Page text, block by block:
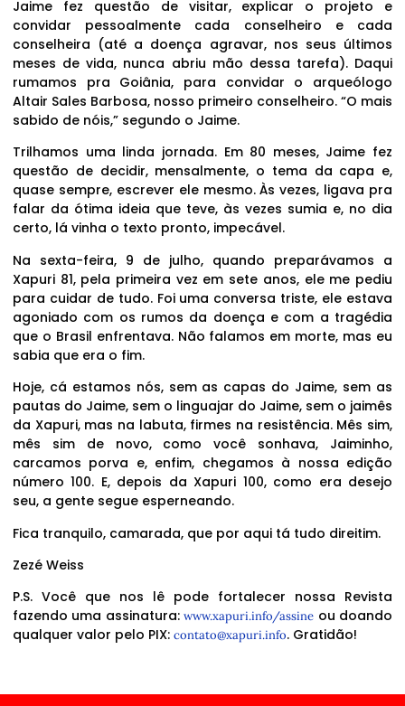
Jaime fez questão de visitar, explicar o projeto e
convidar pessoalmente cada conselheiro e cada
conselheira (até a doença agravar, nos seus últimos
meses de vida, nunca abriu mão dessa tarefa). Daqui
rumamos pra Goiânia, para convidar o arqueólogo
Altair Sales Barbosa, nosso primeiro conselheiro. “O mais
sabido de nóis,” segundo o Jaime.
Trilhamos uma linda jornada. Em 80 meses, Jaime fez
questão de decidir, mensalmente, o tema da capa e,
quase sempre, escrever ele mesmo. Às vezes, ligava pra
falar da ótima ideia que teve, às vezes sumia e, no dia
certo, lá vinha o texto pronto, impecável.
Na sexta-feira, 9 de julho, quando preparávamos a
Xapuri 81, pela primeira vez em sete anos, ele me pediu
para cuidar de tudo. Foi uma conversa triste, ele estava
agoniado com os rumos da doença e com a tragédia
que o Brasil enfrentava. Não falamos em morte, mas eu
sabia que era o fim.
Hoje, cá estamos nós, sem as capas do Jaime, sem as
pautas do Jaime, sem o linguajar do Jaime, sem o jaimês
da Xapuri, mas na labuta, firmes na resistência. Mês sim,
mês sim de novo, como você sonhava, Jaiminho,
carcamos porva e, enfim, chegamos à nossa edição
número 100. E, depois da Xapuri 100, como era desejo
seu, a gente segue esperneando.
Fica tranquilo, camarada, que por aqui tá tudo direitim.
Zezé Weiss
P.S. Você que nos lê pode fortalecer nossa Revista
fazendo uma assinatura:www.xapuri.info/assine ou doando
qualquer valor pelo PIX: contato@xapuri.info. Gratidão!